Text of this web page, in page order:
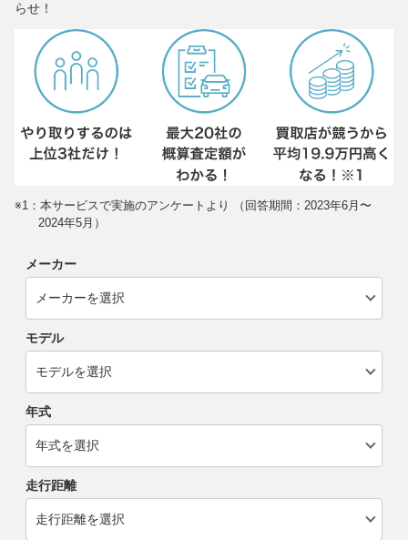
らせ！
※1：本サービスで実施のアンケートより （回答期間：2023年6月〜
2024年5月）
メーカー
モデル
年式
走行距離